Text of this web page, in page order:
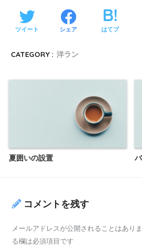
ツイート シェア はてブ
CATEGORY : 洋ラン
夏囲いの設置
コメントを残す
メールアドレスが公開されることはありま
る欄は必須項目です